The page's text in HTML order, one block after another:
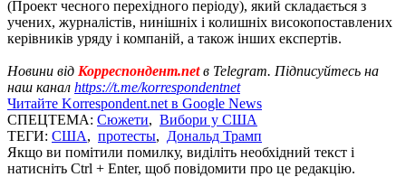
(Проект чесного перехідного періоду), який складається з
учених, журналістів, нинішніх і колишніх високопоставлених
керівників уряду і компаній, а також інших експертів.
Новини від Корреспондент.netв Telegram. Підписуйтесь на
наш канал https://t.me/korrespondentnet
Читайте Korrespondent.net в Google News
СПЕЦТЕМА: Сюжети, Вибори у США
ТЕГИ: США, протесты, Дональд Трамп
Якщо ви помітили помилку, виділіть необхідний текст і
натисніть Ctrl + Enter, щоб повідомити про це редакцію.